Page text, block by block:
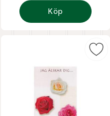
SP058 Glitter
Köp
Vykort Nostalgi
dubbelt Kort M.T